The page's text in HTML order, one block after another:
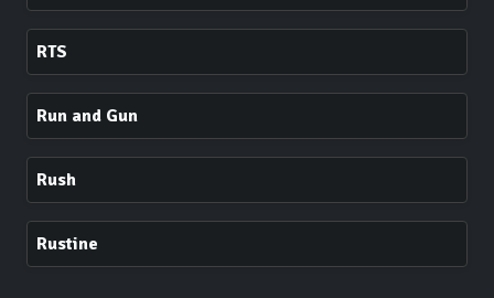
RTS
Run and Gun
Rush
Rustine